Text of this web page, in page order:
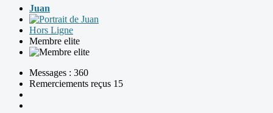
Juan
Hors Ligne
Membre elite
Messages : 360
Remerciements reçus 15